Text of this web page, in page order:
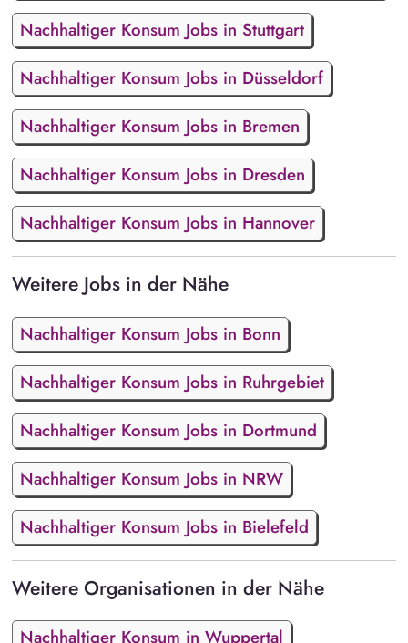
Nachhaltiger Konsum Jobs in Stuttgart
Nachhaltiger Konsum Jobs in Düsseldorf
Nachhaltiger Konsum Jobs in Bremen
Nachhaltiger Konsum Jobs in Dresden
Nachhaltiger Konsum Jobs in Hannover
Weitere Jobs in der Nähe
Nachhaltiger Konsum Jobs in Bonn
Nachhaltiger Konsum Jobs in Ruhrgebiet
Nachhaltiger Konsum Jobs in Dortmund
Nachhaltiger Konsum Jobs in NRW
Nachhaltiger Konsum Jobs in Bielefeld
Weitere Organisationen in der Nähe
Nachhaltiger Konsum in Wuppertal